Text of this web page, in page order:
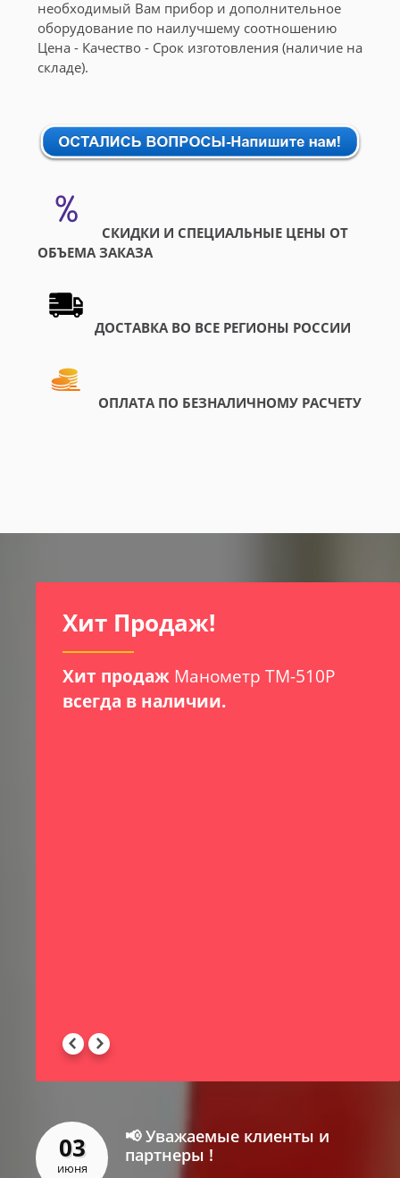
необходимый Вам прибор и дополнительное
оборудование по наилучшему соотношению
Цена - Качество - Срок изготовления (наличие на
складе).
СКИДКИ И СПЕЦИАЛЬНЫЕ ЦЕНЫ ОТ
ОБЪЕМА ЗАКАЗА
ДОСТАВКА ВО ВСЕ РЕГИОНЫ РОССИИ
ОПЛАТА ПО БЕЗНАЛИЧНОМУ РАСЧЕТУ
Хит Продаж!
Хит продаж Манометр ТМ-510Р
всегда в наличии.
03
июня
📢 Уважаемые клиенты и
партнеры !